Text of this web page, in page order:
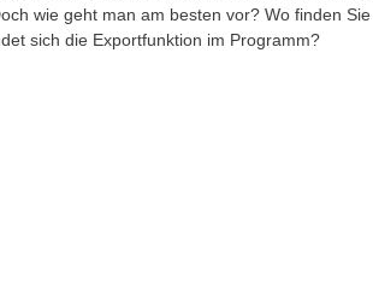
wie geht man am besten vor? Wo finden Sie
sich die Exportfunktion im Programm?